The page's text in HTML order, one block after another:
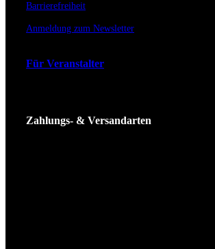
Barrierefreiheit
Anmeldung zum Newsletter
Für Veranstalter
Zahlungs- & Versandarten